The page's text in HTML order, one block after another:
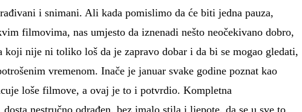
i snimani. Ali kada pomislimo da će biti jedna pauza,
filmovima, nas umjesto da iznenadi nešto neočekivano dobro,
nije ni toliko loš da je zapravo dobar i da bi se mogao gledati,
vremenom. Inače je januar svake godine poznat kao
loše filmove, a ovaj je to i potvrdio. Kompletna
dosta nestručno odrađen, bez imalo stila i ljepote, da se u sve to